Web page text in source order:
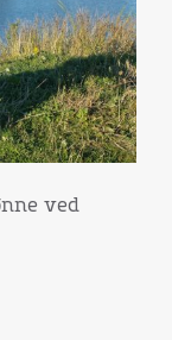
ved